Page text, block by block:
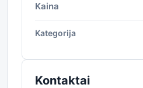
Kaina
Kategorija
Kontaktai